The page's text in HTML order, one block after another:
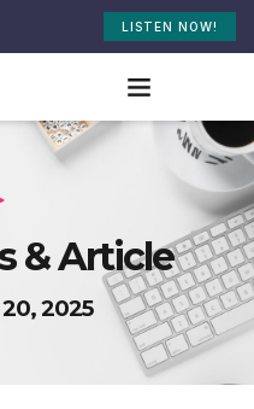
LISTEN NOW!
& Article
2025